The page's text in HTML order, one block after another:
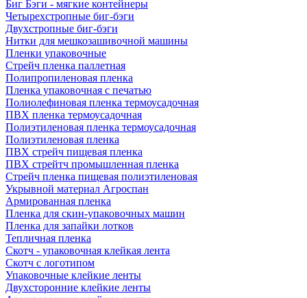
Биг Бэги - мягкие контейнеры
Четырехстропные биг-бэги
Двухстропные биг-бэги
Нитки для мешкозашивочной машины
Пленки упаковочные
Стрейч пленка паллетная
Полипропиленовая пленка
Пленка упаковочная с печатью
Полиолефиновая пленка термоусадочная
ПВХ пленка термоусадочная
Полиэтиленовая пленка термоусадочная
Полиэтиленовая пленка
ПВХ стрейч пищевая пленка
ПВХ стрейтч промышленная пленка
Стрейч пленка пищевая полиэтиленовая
Укрывной материал Агроспан
Армированная пленка
Пленка для скин-упаковочных машин
Пленка для запайки лотков
Тепличная пленка
Скотч - упаковочная клейкая лента
Скотч с логотипом
Упаковочные клейкие ленты
Двухсторонние клейкие ленты